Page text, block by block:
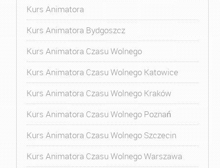
Kurs Animatora
Kurs Animatora Bydgoszcz
Kurs Animatora Czasu Wolnego
Kurs Animatora Czasu Wolnego Katowice
Kurs Animatora Czasu Wolnego Kraków
Kurs Animatora Czasu Wolnego Poznań
Kurs Animatora Czasu Wolnego Szczecin
Kurs Animatora Czasu Wolnego Warszawa